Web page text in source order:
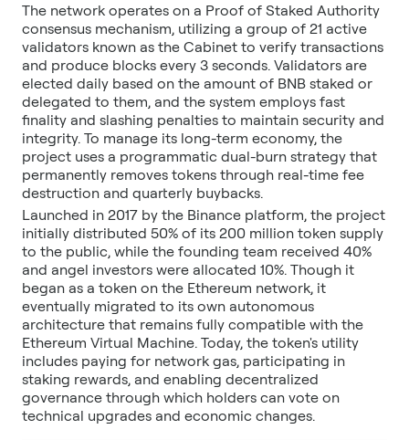
The network operates on a Proof of Staked Authority
consensus mechanism, utilizing a group of 21 active
validators known as the Cabinet to verify transactions
and produce blocks every 3 seconds. Validators are
elected daily based on the amount of BNB staked or
delegated to them, and the system employs fast
finality and slashing penalties to maintain security and
integrity. To manage its long-term economy, the
project uses a programmatic dual-burn strategy that
permanently removes tokens through real-time fee
destruction and quarterly buybacks.
Launched in 2017 by the Binance platform, the project
initially distributed 50% of its 200 million token supply
to the public, while the founding team received 40%
and angel investors were allocated 10%. Though it
began as a token on the Ethereum network, it
eventually migrated to its own autonomous
architecture that remains fully compatible with the
Ethereum Virtual Machine. Today, the token's utility
includes paying for network gas, participating in
staking rewards, and enabling decentralized
governance through which holders can vote on
technical upgrades and economic changes.